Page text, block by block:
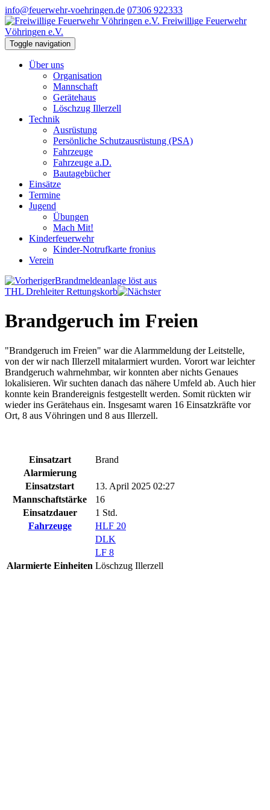
info@feuerwehr-voehringen.de 07306 922333
Freiwillige Feuerwehr
Vöhringen e.V.
Toggle navigation
Über uns
Organisation
Mannschaft
Gerätehaus
Löschzug Illerzell
Technik
Ausrüstung
Persönliche Schutzausrüstung (PSA)
Fahrzeuge
Fahrzeuge a.D.
Bautagebücher
Einsätze
Termine
Jugend
Übungen
Mach Mit!
Kinderfeuerwehr
Kinder-Notrufkarte fronius
Verein
Brandmeldeanlage löst aus
THL Drehleiter Rettungskorb
Brandgeruch im Freien
"Brandgeruch im Freien" war die Alarmmeldung der Leitstelle,
von der wir nach Illerzell mitalarmiert wurden. Vorort war leichter
Brandgeruch wahrnehmbar, wir konnten aber nichts Genaues
lokalisieren. Wir suchten danach das nähere Umfeld ab. Auch hier
konnte kein Brandereignis festgestellt werden. Somit rückten wir
wieder ins Gerätehaus ein. Insgesamt waren 16 Einsatzkräfte vor
Ort, 8 aus Vöhringen und 8 aus Illerzell.
Einsatzart
Brand
Alarmierung
Einsatzstart
13. April 2025 02:27
Mannschaftstärke
16
Einsatzdauer
1 Std.
Fahrzeuge
HLF 20
DLK
LF 8
Alarmierte Einheiten Löschzug Illerzell